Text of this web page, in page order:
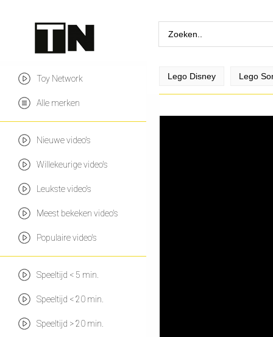
Toy Network
Alle merken
Nieuwe video's
Willekeurige video's
Leukste video's
Meest bekeken video's
Populaire video's
Speeltijd < 5 min.
Speeltijd < 20 min.
Speeltijd > 20 min.
Lego Disney Lego